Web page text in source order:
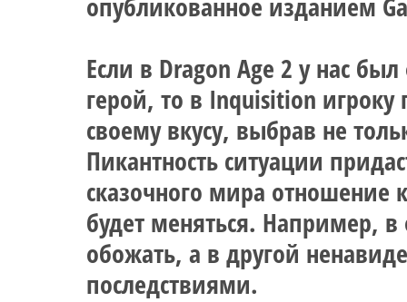
Если в Dragon Age 2 у нас
герой, то в Inquisition игроку
своему вкусу, выбрав не
Пикантность ситуации
сказочного мира отношение
будет меняться. Например,
обожать, а в другой
последствиями.